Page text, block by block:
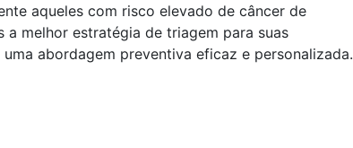
aqueles com risco elevado de câncer de
melhor estratégia de triagem para suas
abordagem preventiva eficaz e personalizada.